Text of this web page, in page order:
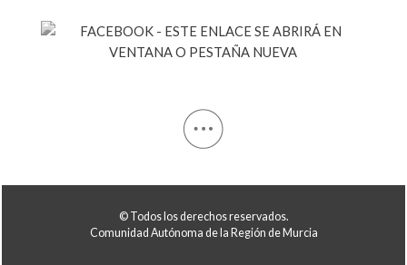
© Todos los derechos reservados.
Comunidad Autónoma de la Región de Murcia